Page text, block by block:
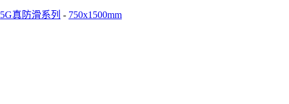
5G真防滑系列 - 750x1500mm